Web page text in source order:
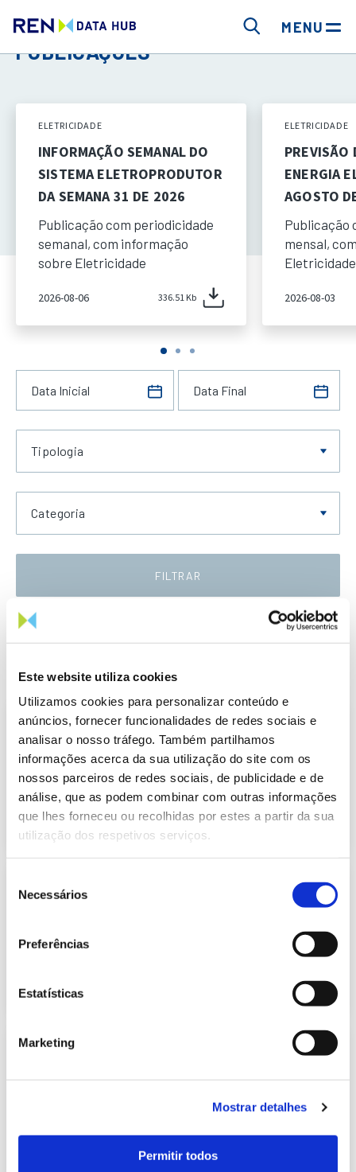
Este website utiliza cookies
Utilizamos cookies para personalizar conteúdo e
anúncios, fornecer funcionalidades de redes sociais e
analisar o nosso tráfego. Também partilhamos
informações acerca da sua utilização do site com os
nossos parceiros de redes sociais, de publicidade e de
análise, que as podem combinar com outras informações
que lhes forneceu ou recolhidas por estes a partir da sua
utilização dos respetivos serviços.
Necessários
Preferências
Estatísticas
Marketing
Mostrar detalhes
Permitir todos
MENU
PUBLICAÇÕES
ELETRICIDADE
INFORMAÇÃO SEMANAL DO
SISTEMA ELETROPRODUTOR
DA SEMANA 31 DE 2026
Publicação com periodicidade
semanal, com informação
sobre Eletricidade
2026-08-06 336.51 Kb
ELETRICIDADE
PREVISÃO
ENERGIA
AGOSTO
Publicação
mensal,
Eletricidade
2026-08-03
Tipologia
Categoria
FILTRAR
Data Crescente
434.69 Kb
Previsão do Consumo de Energia
Elétrica de janeiro de 2021
Publicação com periodicidade mensal, com
informação sobre Eletricidade
2021-01-01 Eletricidade
Elétrica de fevereiro de 2021
Publicação com periodicidade mensal, com
informação sobre Eletricidade